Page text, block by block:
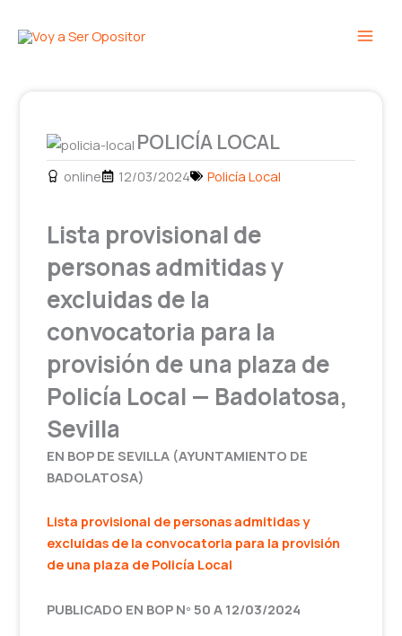
POLICÍA LOCAL
online 12/03/2024 Policía Local
Lista provisional de
personas admitidas y
excluidas de la
convocatoria para la
provisión de una plaza de
Policía Local — Badolatosa,
Sevilla
EN BOP DE SEVILLA (AYUNTAMIENTO DE
BADOLATOSA)
Lista provisional de personas admitidas y
excluidas de la convocatoria para la provisión
de una plaza de Policía Local
PUBLICADO EN BOP Nº 50 A 12/03/2024